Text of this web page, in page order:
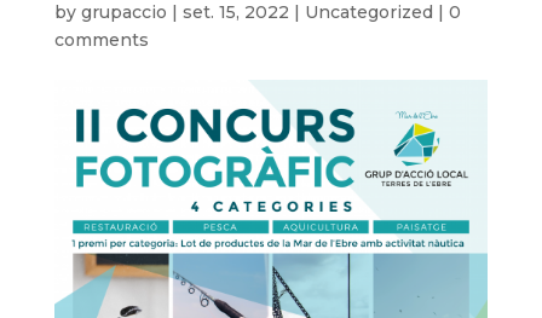
by grupaccio | set. 15, 2022 | Uncategorized | 0
comments